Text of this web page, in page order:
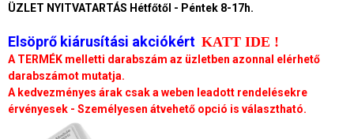
l
d
a
l
ÜZLET NYITVATARTÁS Hétfőtől - Péntek 8-17h.
Elsöprő kiárusítási akciókért KATT IDE !
A TERMÉK melletti darabszám az üzletben azonnal elérhető
darabszámot mutatja.
A kedvezményes árak csak a weben leadott rendelésekre
érvényesek - Személyesen átvehető opció is választható.